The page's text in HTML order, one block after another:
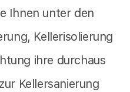
Ihnen unter den
Kellerisolierung
ihre durchaus
Kellersanierung